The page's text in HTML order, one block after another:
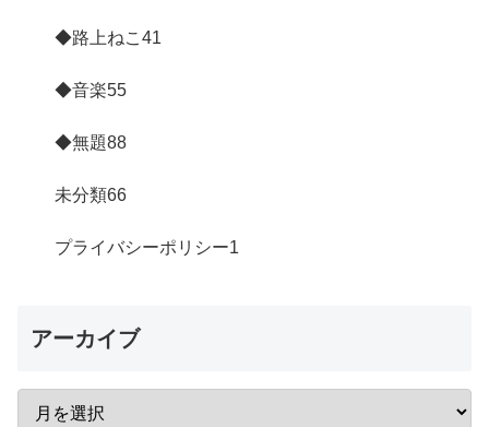
◆路上ねこ41
◆音楽55
◆無題88
未分類66
プライバシーポリシー1
アーカイブ